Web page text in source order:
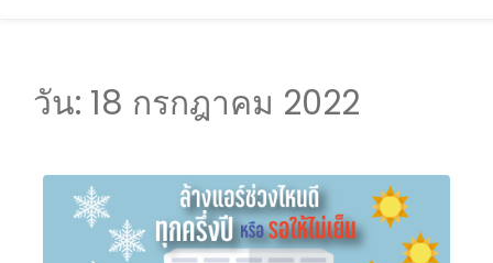
พิงค์
เชียงใหม่
วัน: 18 กรกฎาคม 2022